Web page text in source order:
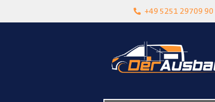
+49 5251 29709 90
Lokalgeschäft in Paderborn